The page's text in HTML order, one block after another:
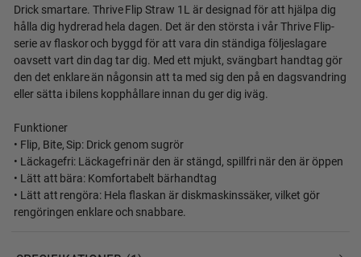
Drick smartare. Thrive Flip Straw 1L är designad för att hjälpa dig
hålla dig hydrerad hela dagen. Det är den största i vår Thrive Flip-
serie av flaskor och byggd för att vara din ständiga följeslagare
oavsett vart din dag tar dig. Med ett mjukt, svängbart handtag gör
den det enklare än någonsin att ta med sig den på en dagsvandring
eller sätta i bilens kopphållare innan du ger dig iväg.
Funktioner
• Flip, Bite, Sip: Drick genom sugrör
• Läckagefri: Läckagefri när den är stängd, spillfri när den är öppen
• Lätt att bära: Komfortabelt bärhandtag
• Lätt att rengöra: Hela flaskan är diskmaskinssäker, vilket gör
rengöringen enklare och snabbare.